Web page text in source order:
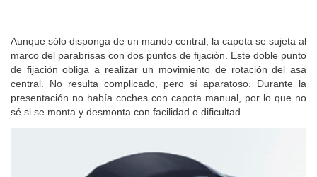
Aunque sólo disponga de un mando central, la capota se sujeta al
marco del parabrisas con dos puntos de fijación. Este doble punto
de fijación obliga a realizar un movimiento de rotación del asa
central. No resulta complicado, pero sí aparatoso. Durante la
presentación no había coches con capota manual, por lo que no
sé si se monta y desmonta con facilidad o dificultad.